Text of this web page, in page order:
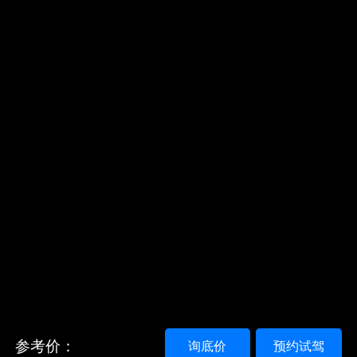
参考价： 预约试驾
询底价